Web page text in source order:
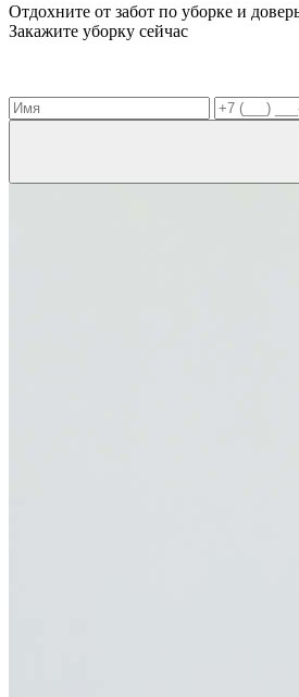
Отдохните от забот по уборке и
Закажите уборку сейчас